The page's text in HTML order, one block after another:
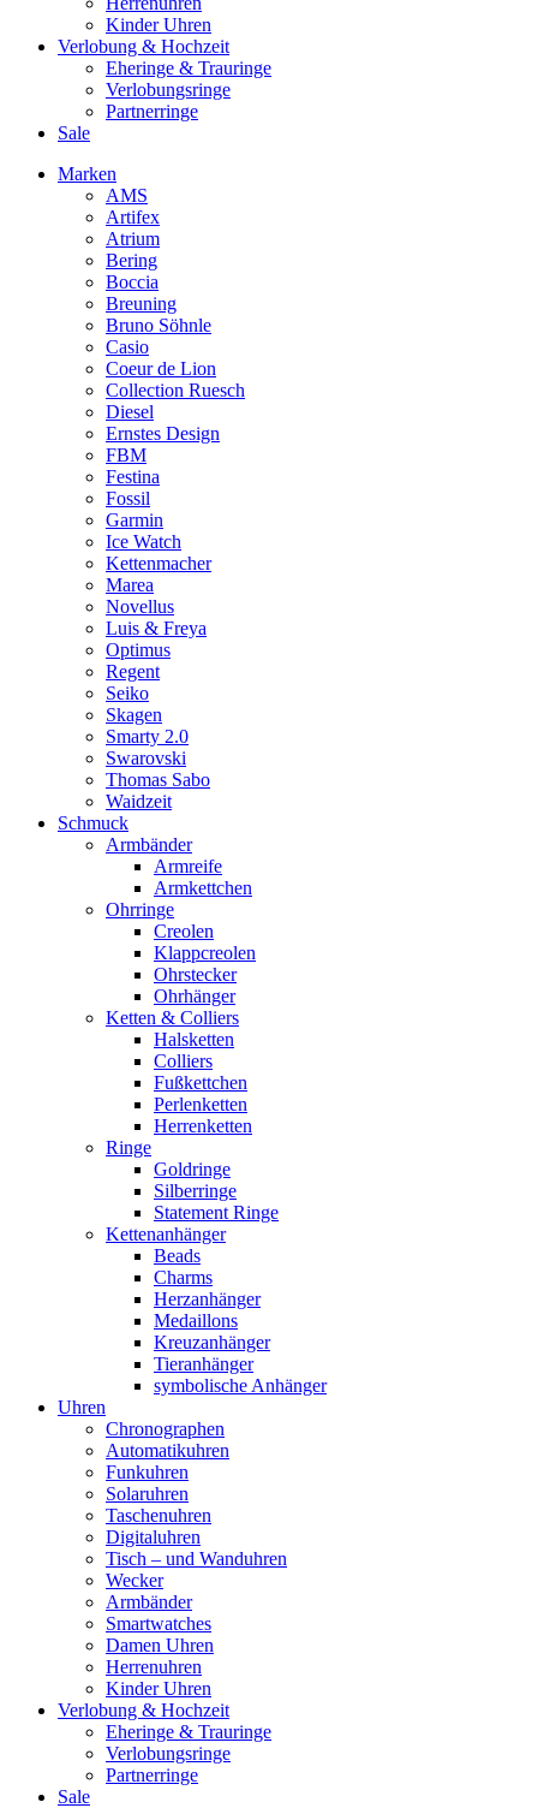
Kinder Uhren
Verlobung & Hochzeit
Eheringe & Trauringe
Verlobungsringe
Partnerringe
Sale
Marken
AMS
Artifex
Atrium
Bering
Boccia
Breuning
Bruno Söhnle
Casio
Coeur de Lion
Collection Ruesch
Diesel
Ernstes Design
FBM
Festina
Fossil
Garmin
Ice Watch
Kettenmacher
Marea
Novellus
Luis & Freya
Optimus
Regent
Seiko
Skagen
Smarty 2.0
Swarovski
Thomas Sabo
Waidzeit
Schmuck
Armbänder
Armreife
Armkettchen
Ohrringe
Creolen
Klappcreolen
Ohrstecker
Ohrhänger
Ketten & Colliers
Halsketten
Colliers
Fußkettchen
Perlenketten
Herrenketten
Ringe
Goldringe
Silberringe
Statement Ringe
Kettenanhänger
Beads
Charms
Herzanhänger
Medaillons
Kreuzanhänger
Tieranhänger
symbolische Anhänger
Uhren
Chronographen
Automatikuhren
Funkuhren
Solaruhren
Taschenuhren
Digitaluhren
Tisch – und Wanduhren
Wecker
Armbänder
Smartwatches
Damen Uhren
Herrenuhren
Kinder Uhren
Verlobung & Hochzeit
Eheringe & Trauringe
Verlobungsringe
Partnerringe
Sale